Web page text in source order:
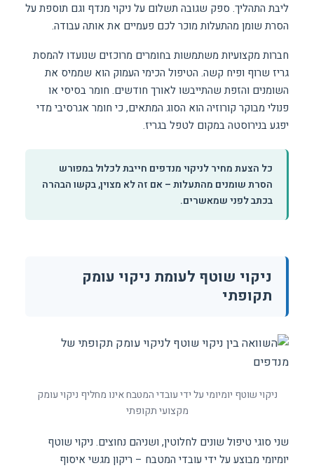
ליבת התהליך. ספק שגובה תשלום על ניקוי מנדף וגם תוספת על
הסרת שומן מהתעלות מוכר לכם פעמיים את אותה עבודה.
חברות מקצועיות משתמשות בחומרים מרוכזים שנועדו להמסת
גריז שרוף ופיח קשה. הטיפול הכימי העמוק הוא שממיס את
השומנים והזפת שהתייבשו לאורך חודשים. חומר בסיסי או
פנולי מבוקר קורוזיה הוא הסוג המתאים, כי חומר אגרסיבי מדי
יפגע בנירוסטה במקום לטפל בגריז.
כל הצעת מחיר לניקוי מנדפים חייבת לכלול במפורש
הסרת שומנים מהתעלות – אם זה לא מצוין, בקשו הבהרה
בכתב לפני שמאשרים.
ניקוי שוטף לעומת ניקוי עומק
תקופתי
ניקוי שוטף יומיומי על ידי עובדי המטבח אינו מחליף ניקוי עומק
מקצועי תקופתי
שני סוגי טיפול שונים לחלוטין, ושניהם נחוצים. ניקוי שוטף
יומיומי מבוצע על ידי עובדי המטבח – ריקון מגשי איסוף